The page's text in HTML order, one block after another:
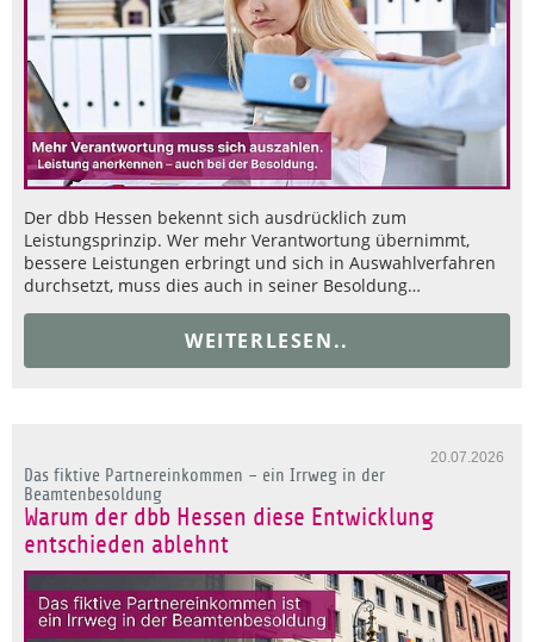
Der dbb Hessen bekennt sich ausdrücklich zum
Leistungsprinzip. Wer mehr Verantwortung übernimmt,
bessere Leistungen erbringt und sich in Auswahlverfahren
durchsetzt, muss dies auch in seiner Besoldung…
WEITERLESEN..
20.07.2026
Das fiktive Partnereinkommen – ein Irrweg in der
Beamtenbesoldung
Warum der dbb Hessen diese Entwicklung
entschieden ablehnt